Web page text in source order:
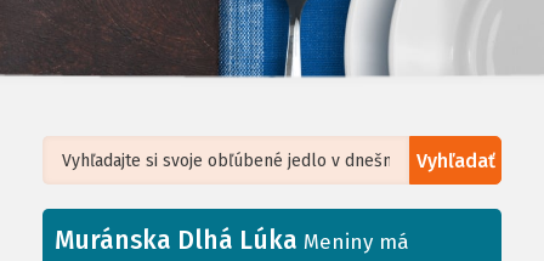
Vyhľadať
+
Leaflet| ©OpenStreetMap, Tiles courtesy ofHumanitarian OpenStreetMap
Muránska Dlhá Lúka Meniny má